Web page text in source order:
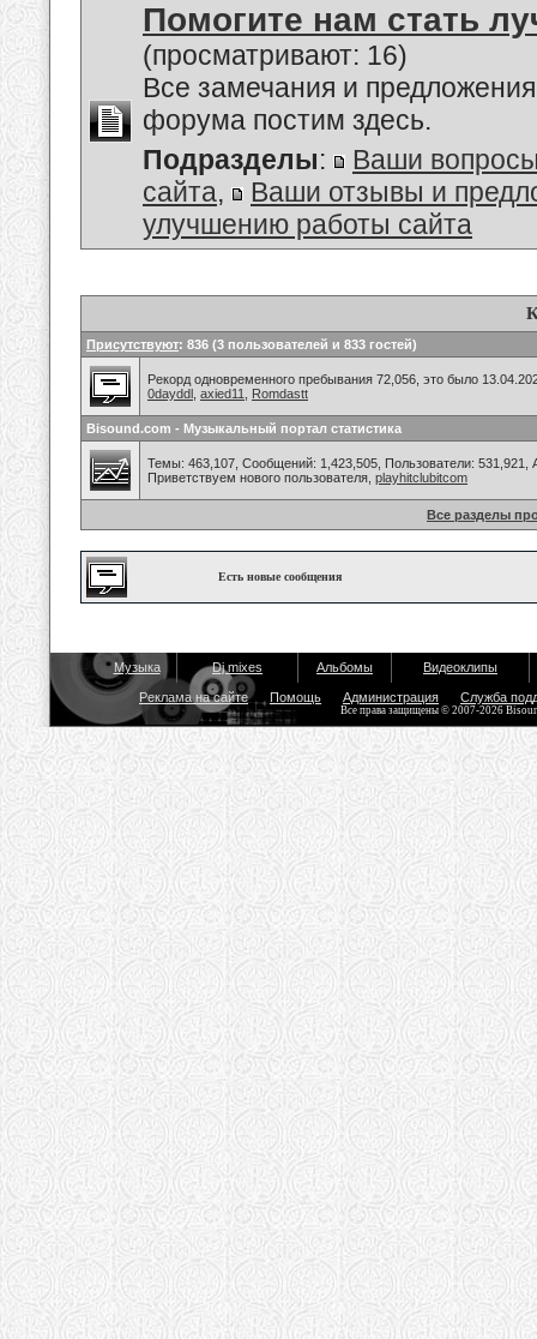
Помогите нам стать
(просматривают: 16)
Все замечания и
форума постим здесь.
Подразделы:
Ваши
сайта,
Ваши отзывы и
улучшению работы сайта
Присутствуют: 836 (3 пользователей и 833 гостей)
Рекорд одновременного пребывания 72,056, это было
0dayddl axied11 Romdastt
Bisound.com - Музыкальный портал статистика
Темы: 463,107, Сообщений: 1,423,505, Пользователи: 531,921,
Приветствуем нового пользователя, playhitclubitcom
Все разделы
Есть новые сообщения
Музыка Dj mixes Альбомы Видеоклипы
Реклама на сайте Помощь Администрация Служба
Все права защищены © 2007-2026